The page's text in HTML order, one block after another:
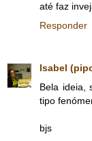
até faz
Responder
Isabel
Bela ideia,
tipo
bjs